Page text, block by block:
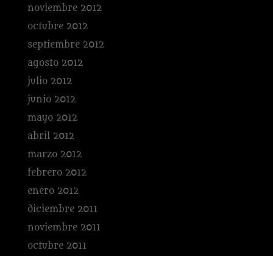
noviembre 2012
octubre 2012
septiembre 2012
agosto 2012
julio 2012
junio 2012
mayo 2012
abril 2012
marzo 2012
febrero 2012
enero 2012
diciembre 2011
noviembre 2011
octubre 2011